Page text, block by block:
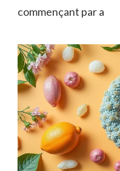
commençant par a